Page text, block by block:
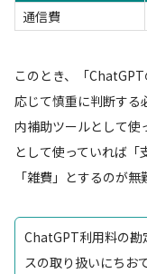
通信費
このとき、「
応じて慎重に判断す
内補助ツールとして使
として使っていれば
「雑費」とするのが無
ChatGPT利用料の勘
スの取り扱いにちお